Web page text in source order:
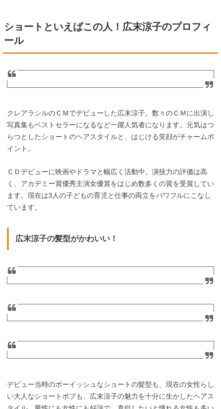
ショートといえばこの人！広末涼子のプロフィ
ール
クレアラシルのＣＭでデビューした広末涼子。数々のＣＭに出演し
写真集もベストセラーになるなど一躍人気者になります。元気はつ
らつとしたショートのヘアスタイルと、はじける笑顔がチャームポ
イント。
ＣＤデビューに映画やドラマと幅広く活動中。演技力の評価は高
く、アカデミー賞優秀主演女優賞をはじめ数多くの賞を受賞してい
ます。現在は3人の子どもの育児と仕事の両立をパワフルにこなし
ています。
広末涼子の髪型がかわいい！
デビュー当時のボーイッシュなショートの髪型も、現在の女性らし
い大人なショートボブも、広末涼子の魅力を十分に生かしたヘアス